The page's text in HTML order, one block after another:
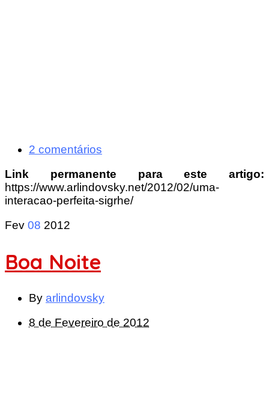
2 comentários
Link permanente para este artigo:
https://www.arlindovsky.net/2012/02/uma-
interacao-perfeita-sigrhe/
Fev 08 2012
Boa Noite
By arlindovsky
8 de Fevereiro de 2012